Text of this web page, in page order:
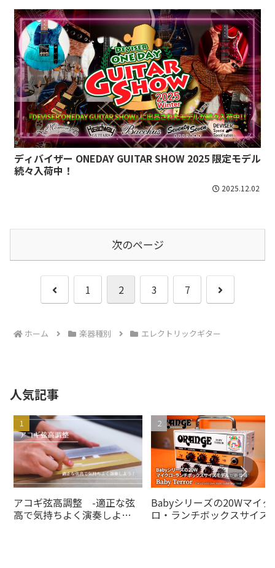
ディバイザー ONEDAY GUITAR SHOW 2025 限定モデル
続々入荷中！
2025.12.02
次のページ
前
1 2 3 7
次
ホーム 楽器種別 エレクトリックギター
人気記事
アコギ弦高調整 -適正な弦
高で気持ちよく演奏しよ
Babyシリーズの20Wマイク
ロ・ランチボックスサイズ